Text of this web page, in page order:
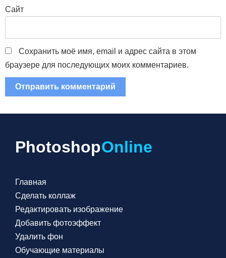
Сайт
Сохранить моё имя, email и адрес сайта в этом
браузере для последующих моих комментариев.
PhotoshopOnline
Главная
Сделать коллаж
Редактировать изображение
Добавить фотоэффект
Удалить фон
Обучающие материалы